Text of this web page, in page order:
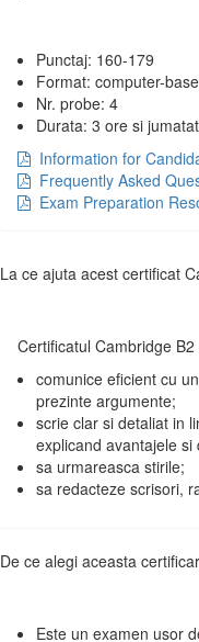
Punctaj: 160-179
Format: computer-
Nr. probe: 4
Durata: 3 ore si
Information for
Frequently Asked
Exam Preparation
La ce ajuta acest certificat
Certificatul Cambridge
comunice eficient cu
prezinte argumente;
scrie clar si detaliat in
explicand avantajele
sa urmareasca stirile;
sa redacteze scrisori,
De ce alegi aceasta
Este un examen usor